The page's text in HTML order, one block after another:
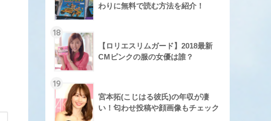
わりに無料で読む方法を紹介！
18
【ロリエスリムガード】2018最新
CMピンクの服の女優は誰？
19
宮本拓(こじはる彼氏)の年収が凄
い！匂わせ投稿や顔画像もチェック